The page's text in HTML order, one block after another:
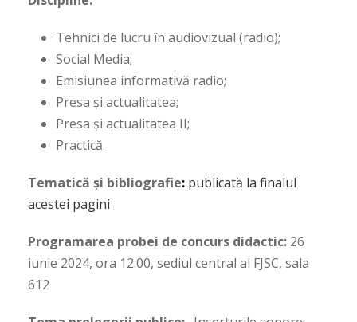
Tehnici de lucru în audiovizual (radio);
Social Media;
Emisiunea informativă radio;
Presa și actualitatea;
Presa și actualitatea II;
Practică.
Tematică și bibliografie: publicată la finalul
acestei pagini
Programarea probei de concurs didactic: 26
iunie 2024, ora 12.00, sediul central al FJSC, sala
612